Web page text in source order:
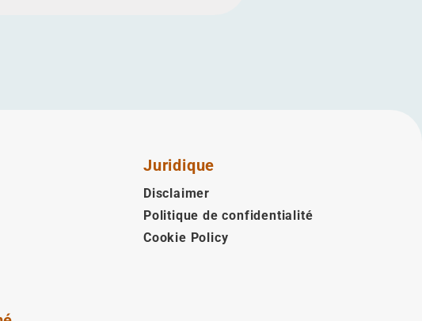
Juridique
Disclaimer
Politique de confidentialité
Cookie Policy